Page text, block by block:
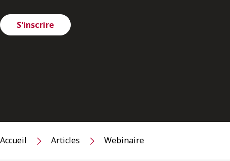
S'inscrire
Accueil Articles Webinaire